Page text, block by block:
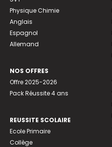
Physique Chimie
Anglais
Espagnol
Allemand
NOS OFFRES
Offre 2025-2026
Pack Réussite 4 ans
REUSSITE SCOLAIRE
Ecole Primaire
Collège